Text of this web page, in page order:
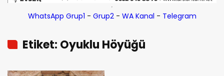
WhatsApp Grup1 - Grup2- WA Kanal - Telegram
Etiket: Oyuklu Höyüğü